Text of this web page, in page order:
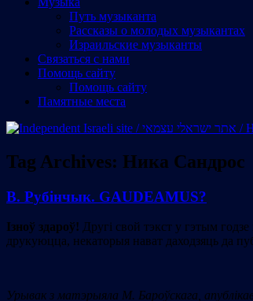
Путь музыканта
Рассказы о молодых музыкантах
Израильские музыканты
Cвязаться с нами
Помощь сайту
Помощь сайту
Памятные места
Tag Archives: Ника Сандрос
В. Рубінчык. GAUDEAMUS?
Ізноў здароў! Другі свой тэкст у гэтым
друкуюцца, некаторыя нават даходзяць да
Урывак з матэрыяла М. Бароўскага,